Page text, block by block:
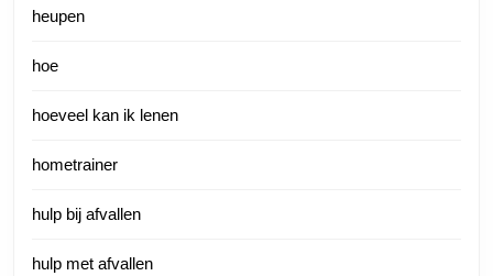
heupen
hoe
hoeveel kan ik lenen
hometrainer
hulp bij afvallen
hulp met afvallen